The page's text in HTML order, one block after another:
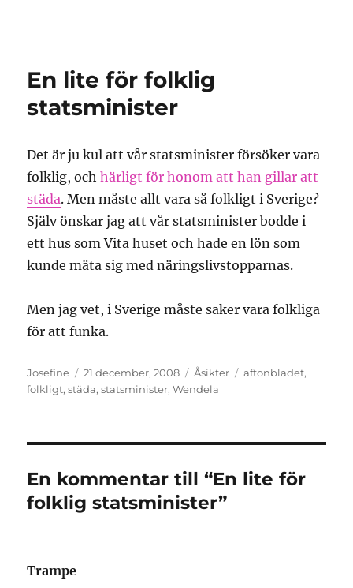
En lite för folklig
statsminister
Det är ju kul att vår statsminister försöker vara
folklig, ochhärligt för honom att han gillar att
städa. Men måste allt vara så folkligt i Sverige?
Själv önskar jag att vår statsminister bodde i
ett hus som Vita huset och hade en lön som
kunde mäta sig med näringslivstopparnas.
Men jag vet, i Sverige måste saker vara folkliga
för att funka.
Författare
Josefine
Publicerat
den
21 december, 2008 Kategorier
Åsikter Etiketter
aftonbladet,
folkligt,städa,statsminister,Wendela
En kommentar till “En lite för
folklig statsminister”
Trampe